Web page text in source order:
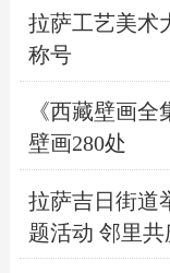
拉萨工艺美术
称号
《西藏壁画
壁画280处
拉萨吉日街道
题活动 邻里